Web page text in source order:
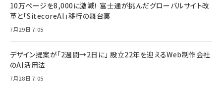
10万ページを8,000に激減！ 富士通が挑んだグローバルサイト改
革と「SitecoreAI」移行の舞台裏
7月29日 7:05
デザイン提案が「2週間→2日に」 設立22年を迎えるWeb制作会社
のAI活用法
7月28日 7:05